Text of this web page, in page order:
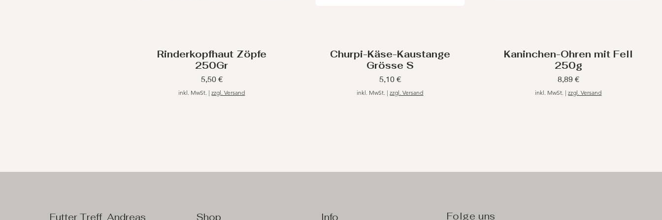
Rinderkopfhaut Zöpfe
250Gr
Preis
5,50 €
inkl. MwSt. |zzgl. Versand
Churpi-Käse-Kaustange
Grösse S
Preis
5,10 €
inkl. MwSt. |zzgl. Versand
Kaninchen-Ohren mit Fell
250g
Preis
8,89 €
inkl. MwSt. |zzgl. Versand
Futter Treff Andreas Shop Info Folge uns